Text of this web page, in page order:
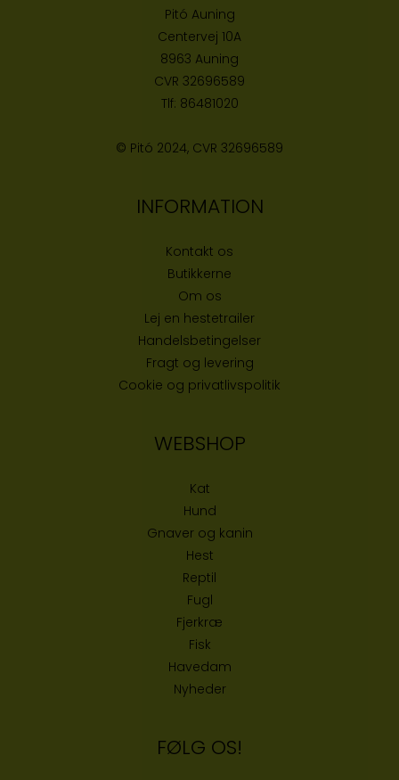
Pitó Auning
Centervej 10A
8963 Auning
CVR 32696589
Tlf: 86481020
© Pitó 2024, CVR 32696589
INFORMATION
Kontakt os
Butikkerne
Om os
Lej en hestetrailer
Handelsbetingelser
Fragt og levering
Cookie og privatlivspolitik
WEBSHOP
Kat
Hund
Gnaver og kanin
Hest
Reptil
Fugl
Fjerkræ
Fisk
Havedam
Nyheder
FØLG OS!